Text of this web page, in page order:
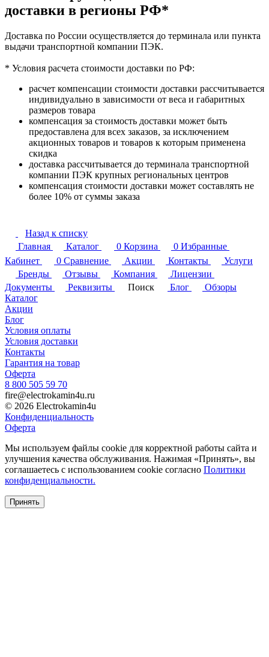
доставки в регионы РФ*
Доставка по России осуществляется до терминала или пункта
выдачи транспортной компании ПЭК.
* Условия расчета стоимости доставки по РФ:
расчет компенсации стоимости доставки рассчитывается
индивидуально в зависимости от веса и габаритных
размеров товара
компенсация за стоимость доставки может быть
предоставлена для всех заказов, за исключением
акционных товаров и товаров к которым применена
скидка
доставка рассчитывается до терминала транспортной
компании ПЭК крупных региональных центров
компенсация стоимости доставки может составлять не
более 10% от суммы заказа
Назад к списку
Главная
Каталог 0 Корзина 0 Избранные
Кабинет
0 Сравнение Акции Контакты
Услуги
Бренды
Отзывы Компания
Лицензии
Документы
Реквизиты Поиск Блог
Обзоры
Каталог
Акции
Блог
Условия оплаты
Условия доставки
Контакты
Гарантия на товар
Оферта
8 800 505 59 70
fire@electrokamin4u.ru
© 2026 Electrokamin4u
Конфиденциальность
Оферта
Мы используем файлы cookie для корректной работы сайта и
улучшения качества обслуживания. Нажимая «Принять», вы
соглашаетесь с использованием cookie согласно Политики
конфиденциальности.
Принять